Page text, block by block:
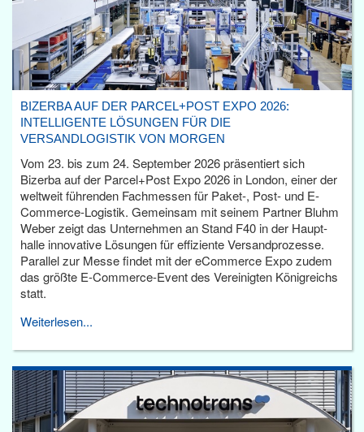
BIZERBA AUF DER PARCEL+POST EXPO 2026:
INTELLIGENTE LÖSUNGEN FÜR DIE
VERSANDLOGISTIK VON MORGEN
Vom 23. bis zum 24. September 2026 präsentiert sich
Bizerba auf der Parcel+Post Expo 2026 in London, einer der
weltweit führenden Fachmessen für Paket-, Post- und E-
Commerce-Logistik. Gemeinsam mit seinem Partner Bluhm
Weber zeigt das Unternehmen an Stand F40 in der Haupt­
halle innovative Lösungen für effiziente Versandprozesse.
Parallel zur Messe findet mit der eCommerce Expo zudem
das größte E-Commerce-Event des Vereinigten Königreichs
statt.
Weiterlesen...